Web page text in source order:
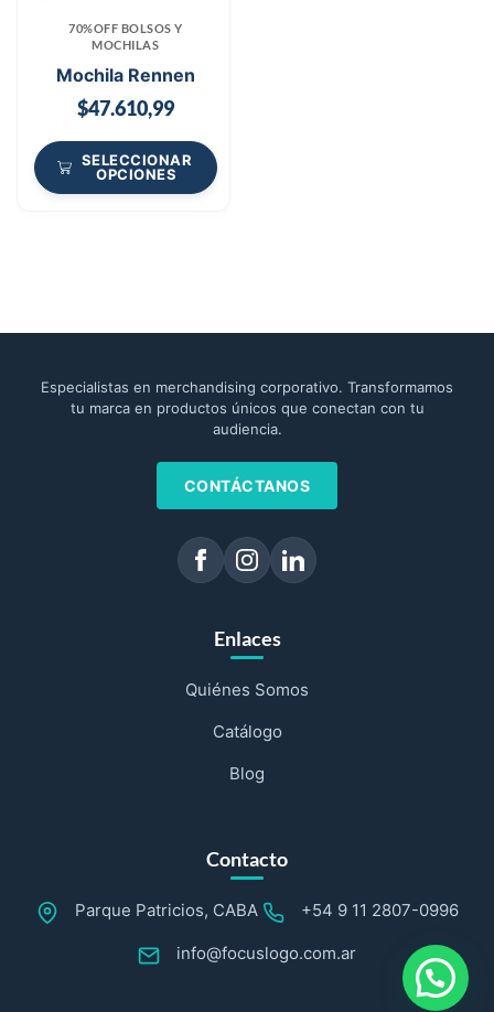
70%OFF BOLSOS Y
MOCHILAS
Mochila Rennen
$47.610,99
SELECCIONAR
OPCIONES
Especialistas en merchandising corporativo. Transformamos
tu marca en productos únicos que conectan con tu
audiencia.
CONTÁCTANOS
Enlaces
Quiénes Somos
Catálogo
Blog
Contacto
Parque Patricios, CABA +54 9 11 2807-0996
info@focuslogo.com.ar